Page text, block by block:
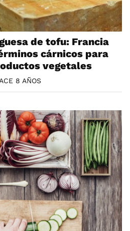
de tofu: Francia
cárnicos para
vegetales
8 AÑOS